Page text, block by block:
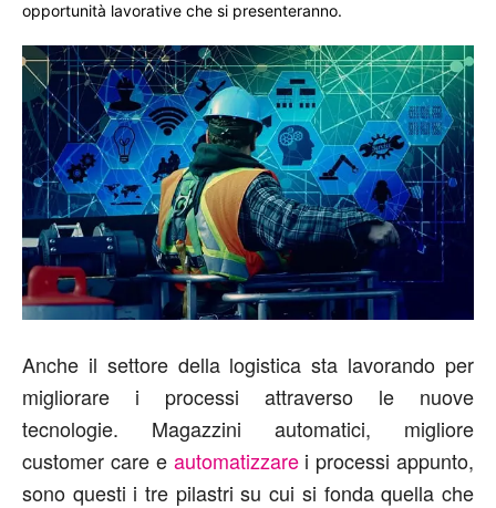
opportunità lavorative che si presenteranno.
Anche il settore della logistica sta lavorando per
migliorare i processi attraverso le nuove
tecnologie. Magazzini automatici, migliore
customer care e automatizzarei processi appunto,
sono questi i tre pilastri su cui si fonda quella che